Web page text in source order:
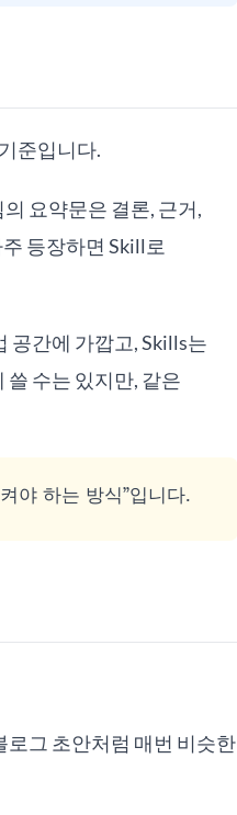
준입니다.
요약문은 결론, 근거,
등장하면 Skill로
공간에 가깝고, Skills는
수는 있지만, 같은
야 하는 방식”입니다.
로그 초안처럼 매번 비슷한